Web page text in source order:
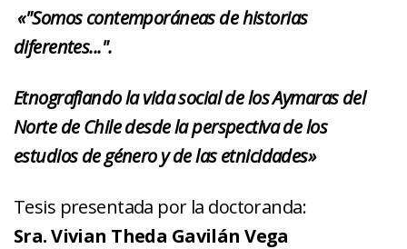
«"Somos contemporáneas de historias
diferentes...".
Etnografiando la vida social de los Aymaras del
Norte de Chile desde la perspectiva de los
estudios de género y de las etnicidades»
Tesis presentada por la doctoranda:
Sra. Vivian Theda Gavilán Vega